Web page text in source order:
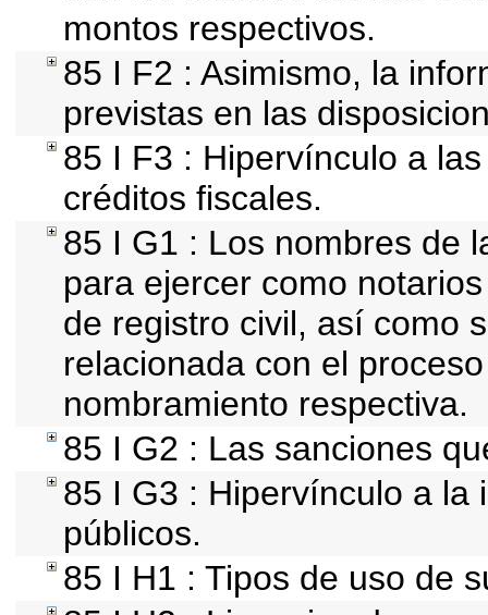
montos respectivos.
85 I F2 : Asimismo, la
previstas en las
85 I F3 : Hipervínculo a
créditos fiscales.
85 I G1 : Los nombres de
para ejercer como
de registro civil, así como
relacionada con el
nombramiento respectiva.
85 I G2 : Las sanciones
85 I G3 : Hipervínculo a la
públicos.
85 I H1 : Tipos de uso de